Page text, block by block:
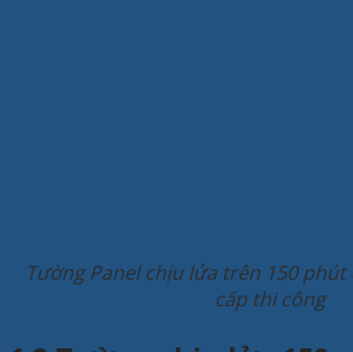
Tường Panel chịu lửa trên 150 phút
cấp thi công